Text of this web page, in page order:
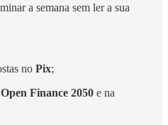
a semana sem ler a sua
no Pix;
Open Finance 2050 e na